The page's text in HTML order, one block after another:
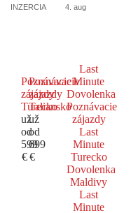
INZERCIA 4. aug
Poznávacie
zájazdy
Turecko
už
od
599
€
Poznávacie
zájazdy
Taliansko
už
od
699
€
Last
Minute
Dovolenka
Poznávacie
zájazdy
Last
Minute
Turecko
Dovolenka
Maldivy
Last
Minute